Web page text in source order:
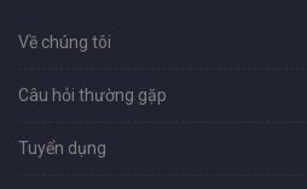
Về chúng tôi
Câu hỏi thường gặp
Tuyển dụng